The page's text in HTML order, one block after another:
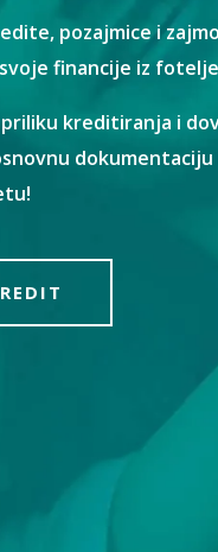
pozajmice i
financije iz
kreditiranja i